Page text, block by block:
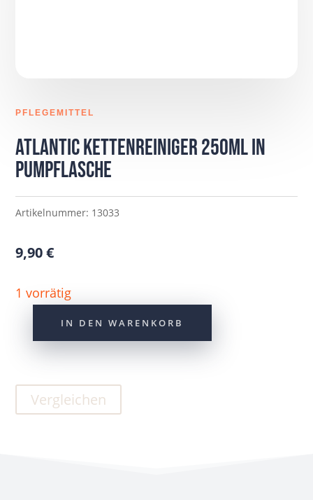
PFLEGEMITTEL
Atlantic Kettenreiniger 250ml in
Pumpflasche
Artikelnummer: 13033
9,90€
1 vorrätig
IN DEN WARENKORB
Vergleichen